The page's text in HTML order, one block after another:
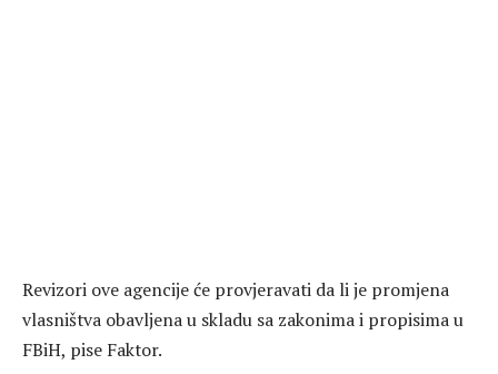
Revizori ove agencije će provjeravati da li je promjena
vlasništva obavljena u skladu sa zakonima i propisima u
FBiH, pise Faktor.